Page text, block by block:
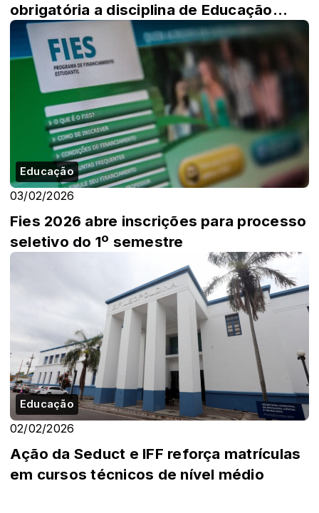
obrigatória a disciplina de Educação
Étnico...
Educação
03/02/2026
Fies 2026 abre inscrições para processo
seletivo do 1º semestre
Educação
02/02/2026
Ação da Seduct e IFF reforça matrículas
em cursos técnicos de nível médio